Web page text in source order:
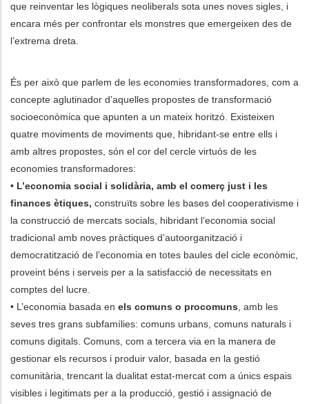
que reinventar les lògiques neoliberals sota unes noves sigles, i
encara més per confrontar els monstres que emergeixen des de
l’extrema dreta.
És per això que parlem de les economies transformadores, com a
concepte aglutinador d’aquelles propostes de transformació
socioeconòmica que apunten a un mateix horitzó. Existeixen
quatre moviments de moviments que, hibridant-se entre ells i
amb altres propostes, són el cor del cercle virtuós de les
economies transformadores:
• L’economia social i solidària, amb el comerç just i les
finances ètiques, construïts sobre les bases del cooperativisme i
la construcció de mercats socials, hibridant l’economia social
tradicional amb noves pràctiques d’autoorganització i
democratització de l’economia en totes baules del cicle econòmic,
proveint béns i serveis per a la satisfacció de necessitats en
comptes del lucre.
• L’economia basada en els comuns o procomuns , amb les
seves tres grans subfamílies: comuns urbans, comuns naturals i
comuns digitals. Comuns, com a tercera via en la manera de
gestionar els recursos i produir valor, basada en la gestió
comunitària, trencant la dualitat estat-mercat com a únics espais
visibles i legitimats per a la producció, gestió i assignació de